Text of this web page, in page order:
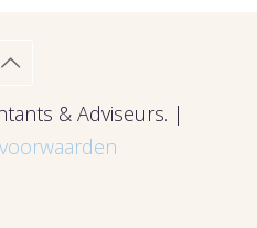
& Adviseurs. |